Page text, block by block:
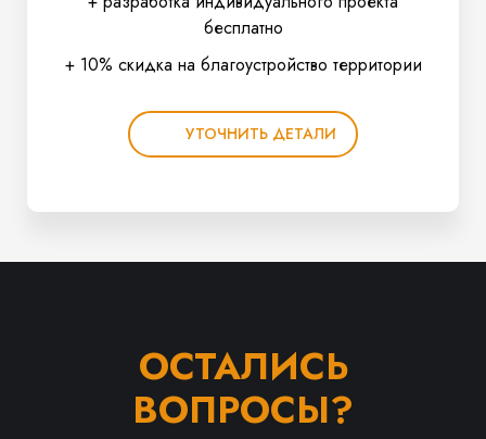
бесплатно
+ 10% скидка на благоустройство территории
УТОЧНИТЬ ДЕТАЛИ
ОСТАЛИСЬ
ВОПРОСЫ?